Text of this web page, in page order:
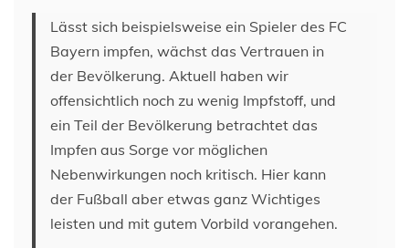
Lässt sich beispielsweise ein Spieler des FC
Bayern impfen, wächst das Vertrauen in
der Bevölkerung. Aktuell haben wir
offensichtlich noch zu wenig Impfstoff, und
ein Teil der Bevölkerung betrachtet das
Impfen aus Sorge vor möglichen
Nebenwirkungen noch kritisch. Hier kann
der Fußball aber etwas ganz Wichtiges
leisten und mit gutem Vorbild vorangehen.